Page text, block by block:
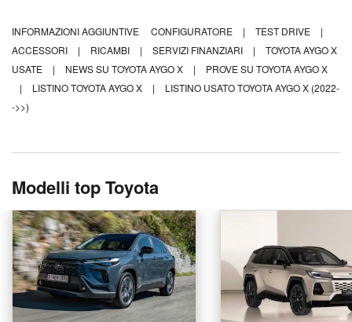
INFORMAZIONI AGGIUNTIVE CONFIGURATORE | TEST DRIVE
|
ACCESSORI
| RICAMBI | SERVIZI FINANZIARI |
TOYOTA AYGO X
USATE
| NEWS SU TOYOTA AYGO X |
PROVE SU TOYOTA AYGO X
|
LISTINO TOYOTA AYGO X |
LISTINO USATO TOYOTA AYGO X (2022-
->>)
Modelli top Toyota